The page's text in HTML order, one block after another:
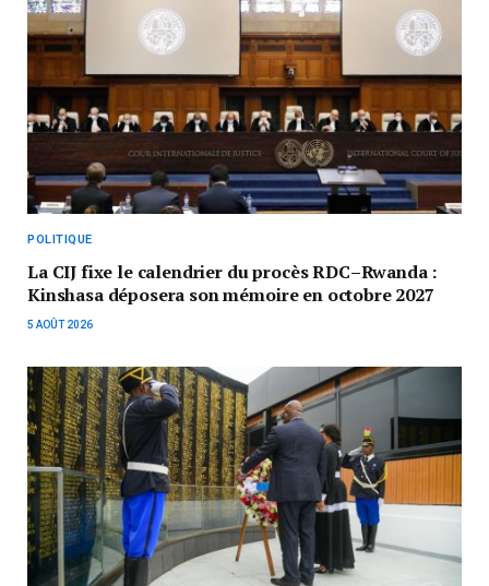
POLITIQUE
La CIJ fixe le calendrier du procès RDC–Rwanda :
Kinshasa déposera son mémoire en octobre 2027
5 AOÛT 2026